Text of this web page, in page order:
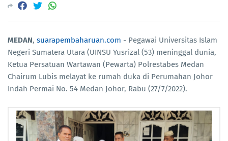
MEDAN, suarapembaharuan.com - Pegawai Universitas Islam
Negeri Sumatera Utara (UINSU Yusrizal (53) meninggal dunia,
Ketua Persatuan Wartawan (Pewarta) Polrestabes Medan
Chairum Lubis melayat ke rumah duka di Perumahan Johor
Indah Permai No. 54 Medan Johor, Rabu (27/7/2022).